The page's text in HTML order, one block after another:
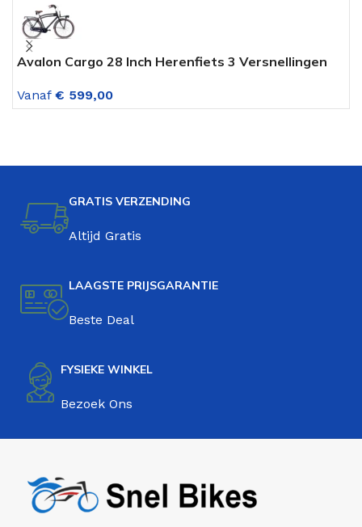
Avalon Cargo 28 Inch Herenfiets 3 Versnellingen
Vanaf € 599,00
GRATIS VERZENDING
Altijd Gratis
LAAGSTE PRIJSGARANTIE
Beste Deal
FYSIEKE WINKEL
Bezoek Ons